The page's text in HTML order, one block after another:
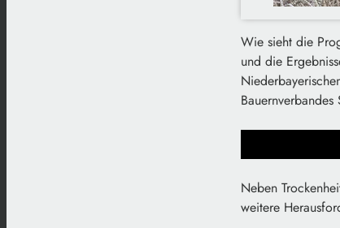
Wie sieht die
und die
Neben
weitere